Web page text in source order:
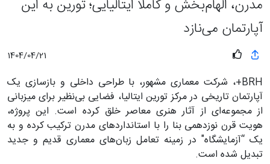
مدرن، الهام‌بخش و کاملا ایتالیایی؛ تورین به این
آپارتمان می‌نازد
1404/04/21
BRH+، شرکت معماری مشهور، با طراحی داخلی و بازسازی یک
آپارتمان تاریخی در مرکز تورین ایتالیا، فضایی بی‌نظیر برای میزبانی
از مجموعه‌ای از آثار هنری معاصر خلق کرده است. این پروژه،
هویت قرن نوزدهمی بنا را با استانداردهای مدرن ترکیب کرده و به
یک “آزمایشگاه" در زمینه تعامل زبان‌های معماری قدیم و جدید
تبدیل شده است.